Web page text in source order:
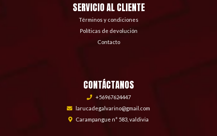
SERVICIO AL CLIENTE
Términos y condiciones
Políticas de devolución
Contacto
CONTÁCTANOS
+56967624447
larucadegalvarino@gmail.com
Carampangue n° 583, valdivia